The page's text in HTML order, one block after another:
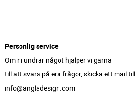
Personlig service
Om ni undrar något hjälper vi gärna
till att svara på era frågor, skicka ett mail till:
info@angladesign.com